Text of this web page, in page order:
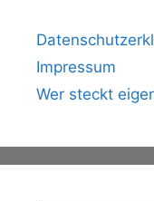
Impressum
Wer steckt